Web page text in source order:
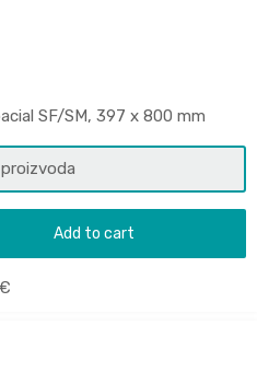
SF/SM, 397 x 800 mm
Add to cart
€